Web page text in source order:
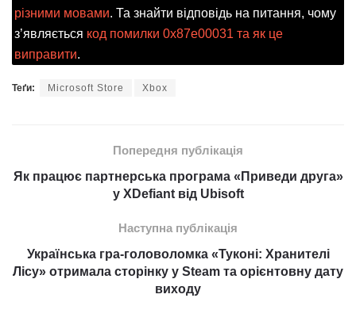
різними мовами. Та знайти відповідь на питання, чому
з’являється код помилки 0x87e00031 та як це
виправити.
Теґи: Microsoft Store Xbox
Попередня публікація
Як працює партнерська програма «Приведи друга»
у XDefiant від Ubisoft
Наступна публікація
Українська гра-головоломка «Туконі: Хранителі
Лісу» отримала сторінку у Steam та орієнтовну дату
виходу